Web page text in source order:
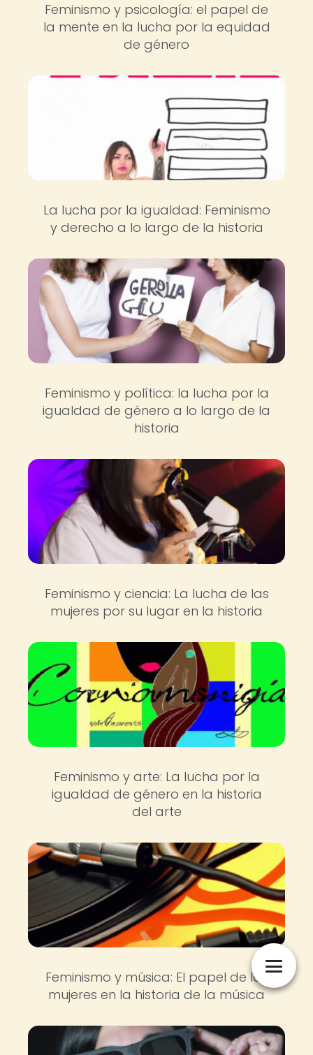
Feminismo y psicología: el papel de
la mente en la lucha por la equidad
de género
La lucha por la igualdad: Feminismo
y derecho a lo largo de la historia
Feminismo y política: la lucha por la
igualdad de género a lo largo de la
historia
Feminismo y ciencia: La lucha de las
mujeres por su lugar en la historia
Feminismo y arte: La lucha por la
igualdad de género en la historia
del arte
Feminismo y música: El papel de las
mujeres en la historia de la música